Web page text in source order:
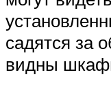
садятся за
видны